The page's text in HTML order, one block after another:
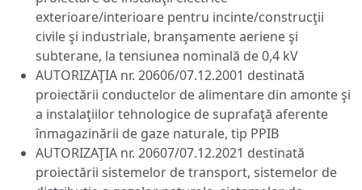
exterioare/interioare pentru incinte/construcţii
civile şi industriale, branşamente aeriene şi
subterane, la tensiunea nominală de 0,4 kV
AUTORIZAŢIA nr. 20606/07.12.2001 destinată
proiectării conductelor de alimentare din amonte şi
a instalaţiilor tehnologice de suprafaţă aferente
înmagazinării de gaze naturale, tip PPIB
AUTORIZAŢIA nr. 20607/07.12.2021 destinată
proiectării sistemelor de transport, sistemelor de